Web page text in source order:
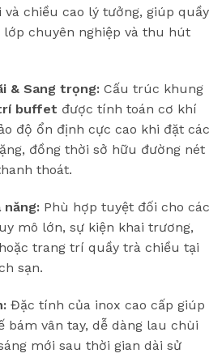
chiều cao lý tưởng, giúp quầy
chuyên nghiệp và thu hút
& Sang trọng:Cấu trúc khung
buffet được tính toán cơ khí
độ ổn định cực cao khi đặt các
đồng thời sở hữu đường nét
thoát.
năng:Phù hợp tuyệt đối cho các
mô lớn, sự kiện khai trương,
trang trí quầy trà chiều tại
sạn.
Đặc tính của inox cao cấp giúp
bám vân tay, dễ dàng lau chùi
mới sau thời gian dài sử